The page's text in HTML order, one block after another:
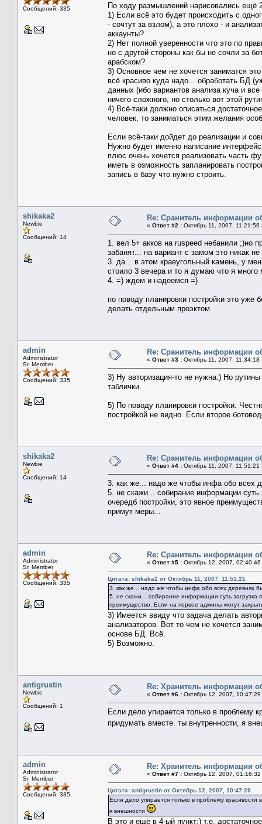
Сообщений: 335
По ходу размышлений нарисовались ещё
1) Если всё это будет происходить с
- сочтут за взлом), а это плохо - и
аккаунты?
2) Нет полной уверенности что это по
но с другой стороны как бы не сочли за
арабском?
3) Основное чем не хочется заниматся
всё красиво куда надо... обработать БД
данных (ибо вариантов анализа куча и
ничего сложного, но столько вот этой
4) Всё-таки должно описаться
человек, то заниматься этим желания
Если всё-таки дойдет до реализации и
Нужно будет именно написание
плюс очень хочется реализовать часть
иметь в озможность запланировать
запись в базу что нужно строить.
shikaka2
Newbie
Сообщений: 14
Re: Сранитель информации
« Ответ #2 : Октябрь 11, 2007, 11:21:56
1. вел 5+ акков на ruspeed небанили ;)но
забанят... на вариант с замом это никак
3. да... в этом краеугольный камень, у
стоило 3 вечера и то я думаю что я много
4. =) ждем и надеемся =)
по поводу планировки постройки это уже
делать отдельным проэктом
admin
Administrator
Sr. Member
Сообщений: 335
Re: Сранитель информации
« Ответ #3 : Октябрь 11, 2007, 11:34:18
3) Ну авторизация-то не нужна:) Но
таблички.
5) По поводу планировки постройки.
постройкой не видно. Если второе
shikaka2
Newbie
Сообщений: 14
Re: Сранитель информации
« Ответ #4 : Октябрь 11, 2007, 11:51:21
3. как же... надо же чтобы инфа обо всех
5. не скажи... собирание информации суть
очередб постройки, это явное
примут меры...
admin
Administrator
Sr. Member
Сообщений: 335
Re: Сранитель информации
« Ответ #5 : Октябрь 12, 2007, 02:40:46
Цитата: shikaka2 от Октябрь 11, 2007, 11:51:21
3. как же... надо же чтобы инфа обо всех деревнях
5. не скажи... собирание информации суть загрузка
преимущество. Если на первое админы могут
3) Имеется ввиду что задача делать
анализаторов. Вот то чем не хочется
основе БД. Всё.
5) Возможно.
antigrustin
Newbie
Сообщений: 1
Re: Хранитель информации
« Ответ #6 : Октябрь 12, 2007, 10:47:29
Если дело упирается только в проблему
придумать вместе. ты внутренности, я
admin
Administrator
Sr. Member
Сообщений: 335
Re: Хранитель информации
« Ответ #7 : Октябрь 12, 2007, 01:16:32
Цитата: antigrustin от Октябрь 12, 2007, 10:47:29
Если дело упирается только в проблему
я внешности
В это и ещё в 4-ый пункт:) т.е.